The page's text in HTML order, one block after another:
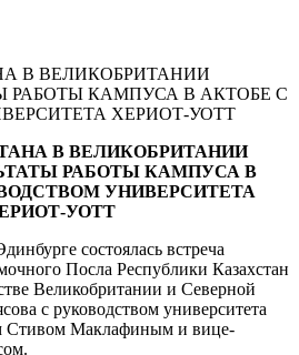
В ВЕЛИКОБРИТАНИИ
РАБОТЫ КАМПУСА В
УНИВЕРСИТЕТА
УОТТ
состоялась встреча
Посла Республики Казахстан
Великобритании и Северной
с руководством университета
Стивом Маклафиным и вице-